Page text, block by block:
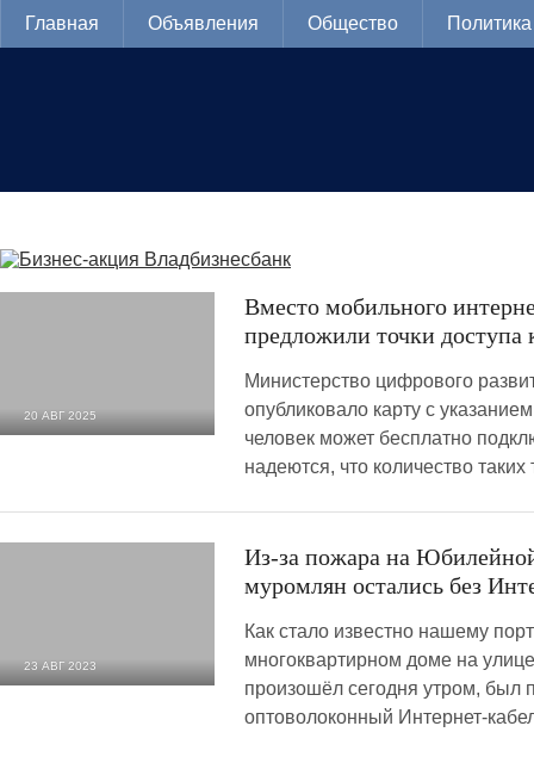
Главная Объявления Общество Политика
20 АВГ 2025
Вместо мобильного
предложили точки
Министерство цифрового
опубликовало карту с
человек может бесплатно
надеются, что количество таких
23 АВГ 2023
Из-за пожара на
муромлян остались без
Как стало известно нашему
многоквартирном доме на
произошёл сегодня утром, был
оптоволоконный Интернет-